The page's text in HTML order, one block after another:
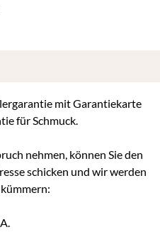
mit Garantiekarte
für Schmuck.
nehmen, können Sie den
schicken und wir werden